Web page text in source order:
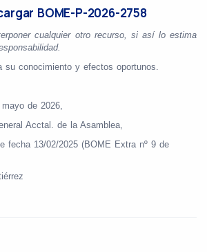
BOME-P-2026-2758
cualquier otro recurso, si así lo estima
su conocimiento y efectos oportunos.
de 2026,
Acctal. de la Asamblea,
fecha 13/02/2025 (BOME Extra nº 9 de